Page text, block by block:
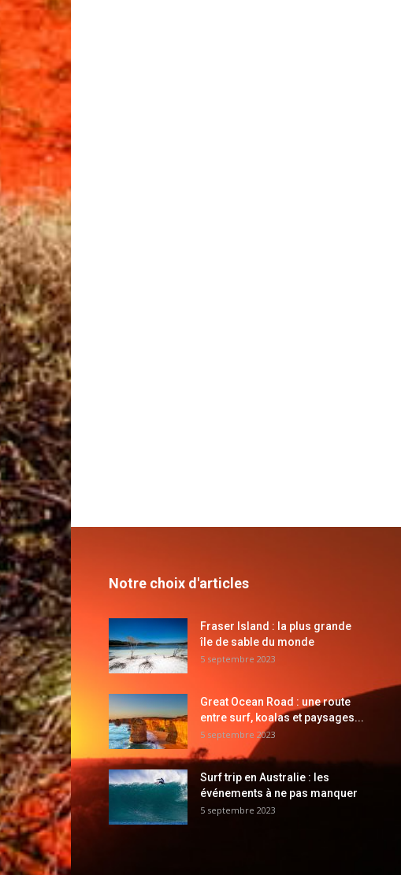
Notre choix d'articles
Fraser Island : la plus grande
île de sable du monde
5 septembre 2023
Great Ocean Road : une route
entre surf, koalas et paysages...
5 septembre 2023
Surf trip en Australie : les
événements à ne pas manquer
5 septembre 2023